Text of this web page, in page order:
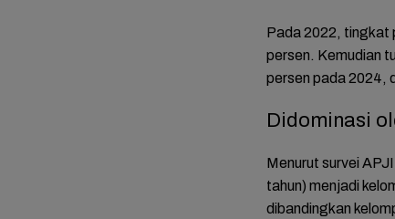
Pada 2022, tingkat
persen. Kemudian
persen pada 2024,
Didominasi
Menurut survei
tahun) menjadi
dibandingkan
Reza Tak Lagi di
Rutan Salemba, Kini
10
dari